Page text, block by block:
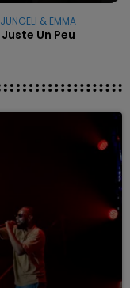
JUNGELI & EMMA
Juste Un Peu